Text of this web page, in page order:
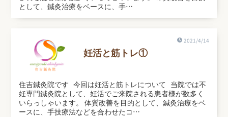
として、鍼灸治療をベースに、手…
2021/4/14
妊活と筋トレ①
住吉鍼灸院です 今回は妊活と筋トレについて 当院では不
妊専門鍼灸院として、妊活でご来院される患者様が数多く
いらっしゃいます。 体質改善を目的として、鍼灸治療をベ
ースに、手技療法などを合わせたコ…